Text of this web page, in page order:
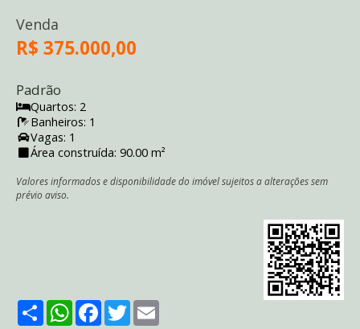
Venda
R$ 375.000,00
Padrão
Quartos: 2
Banheiros: 1
Vagas: 1
Área construída: 90.00 m²
Valores informados e disponibilidade do imóvel sujeitos a alterações sem
prévio aviso.
ShareWhatsApp
Facebook
Twitter